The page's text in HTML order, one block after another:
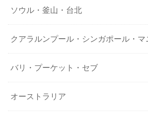
ソウル・釜山・台北
クアラルンプール・シンガポール・マ
バリ・プーケット・セブ
オーストラリア